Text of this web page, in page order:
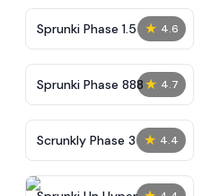
★ 4.6
Sprunki Phase 1.5
★ 4.7
Sprunki Phase 888
★ 4.4
Scrunkly Phase 3